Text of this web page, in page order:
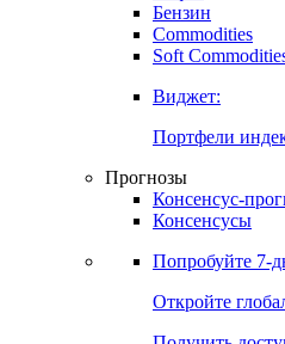
Commodities
Золото
Нефть
Бензин
Commodities
Soft
Виджет:
Портфели
Прогнозы
Консенсус-
Консенсусы
Попробуйте7-